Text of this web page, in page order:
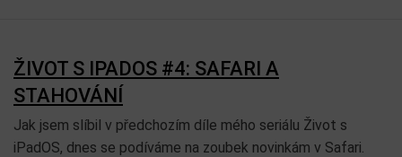
ŽIVOT S IPADOS #4: SAFARI A
STAHOVÁNÍ
Jak jsem slíbil v předchozím díle mého seriálu Život s
iPadOS, dnes se podíváme na zoubek novinkám v Safari.